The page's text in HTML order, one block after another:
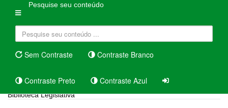
Pesquise seu conteúdo
Sem Contraste Contraste Branco
Contraste Preto Contraste Azul
Biblioteca Legislativa